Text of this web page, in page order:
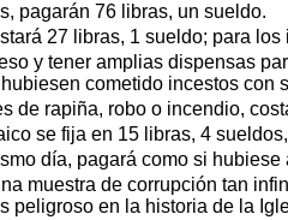
pagarán 76 libras, un sueldo.
27 libras, 1 sueldo; para
y tener amplias dispensas
cometido incestos con
de rapiña, robo o incendio,
se fija en 15 libras, 4
día, pagará como si hubiese
muestra de corrupción tan
peligroso en la historia de la